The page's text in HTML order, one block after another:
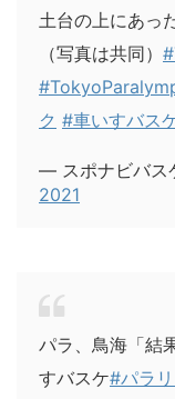
土台の上にあっ
（写真は共同）
ク #車いすバス
— スポナビバス
2021
パラ、鳥海「結
すバスケ#パラ